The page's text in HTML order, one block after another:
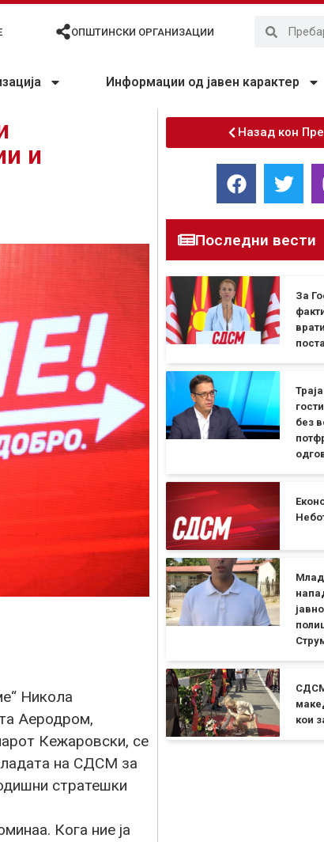
ОПШТИНСКИ ОРГАНИЗАЦИИ
Информации од јавен карактер
и
Никола
Аеродром,
Кежаровски, се
на СДСМ за
стратешки
Кога ние ја
Назад кон
Последни вести
За
без
кои